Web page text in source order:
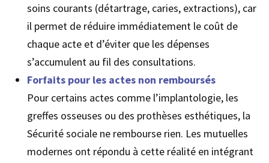
soins courants (détartrage, caries, extractions), car
il permet de réduire immédiatement le coût de
chaque acte et d’éviter que les dépenses
s’accumulent au fil des consultations.
Forfaits pour les actes non remboursés
Pour certains actes comme l’implantologie, les
greffes osseuses ou des prothèses esthétiques, la
Sécurité sociale ne rembourse rien. Les mutuelles
modernes ont répondu à cette réalité en intégrant